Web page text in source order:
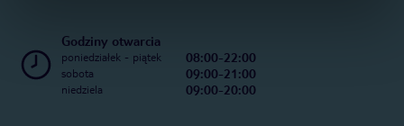
Godziny otwarcia
poniedziałek - piątek 08:00-22:00
sobota 09:00-21:00
niedziela 09:00-20:00